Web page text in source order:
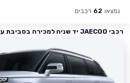
נמצאו 62 רכבים
רכבי JAECOO יד שניה למכירה בסביבת עפולה